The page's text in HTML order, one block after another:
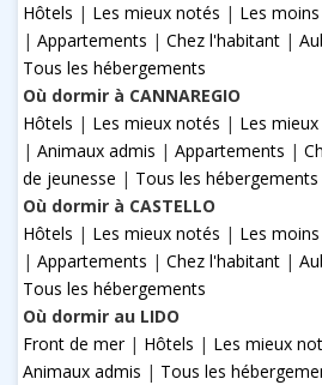
Hôtels | Les mieux notés | Les
| Appartements | Chez l'habitant |
Tous les hébergements
Où dormir à CANNAREGIO
Hôtels | Les mieux notés | Les
| Animaux admis | Appartements |
de jeunesse | Tous les hébergements
Où dormir à CASTELLO
Hôtels | Les mieux notés | Les
| Appartements | Chez l'habitant |
Tous les hébergements
Où dormir au LIDO
Front de mer| Hôtels | Les mieux
Animaux admis | Tous les